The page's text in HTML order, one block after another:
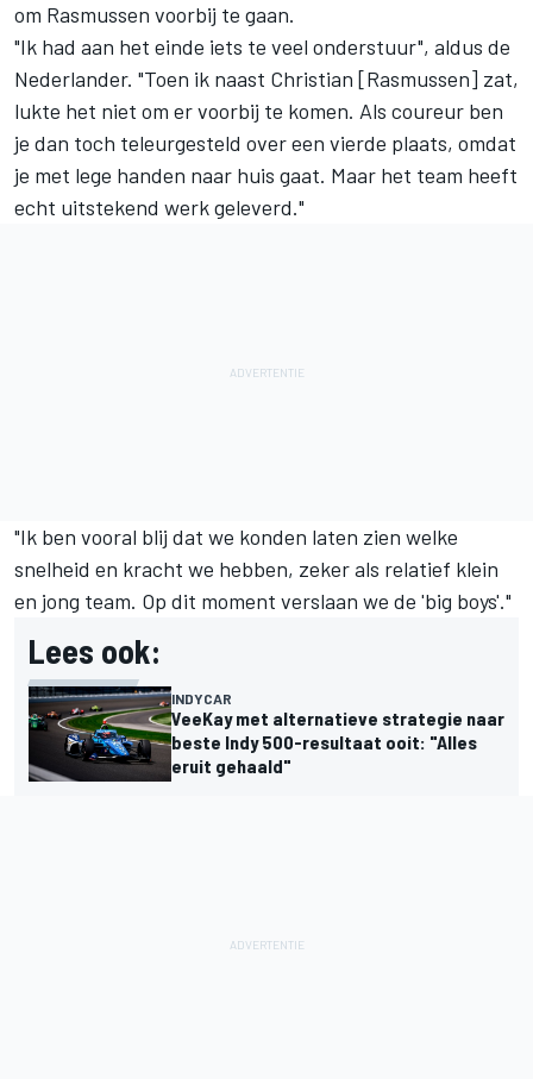
om Rasmussen voorbij te gaan.
"Ik had aan het einde iets te veel onderstuur", aldus de
Nederlander. "Toen ik naast Christian [Rasmussen] zat,
lukte het niet om er voorbij te komen. Als coureur ben
je dan toch teleurgesteld over een vierde plaats, omdat
je met lege handen naar huis gaat. Maar het team heeft
echt uitstekend werk geleverd."
"Ik ben vooral blij dat we konden laten zien welke
snelheid en kracht we hebben, zeker als relatief klein
en jong team. Op dit moment verslaan we de 'big boys'."
Lees ook:
INDYCAR
VeeKay met alternatieve strategie naar
beste Indy 500-resultaat ooit: "Alles
eruit gehaald"